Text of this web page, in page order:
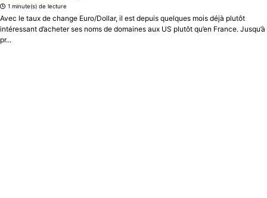
1 minute(s) de lecture
Avec le taux de change Euro/Dollar, il est depuis quelques mois déjà plutôt
intéressant d’acheter ses noms de domaines aux US plutôt qu’en France. Jusqu’à
pr...